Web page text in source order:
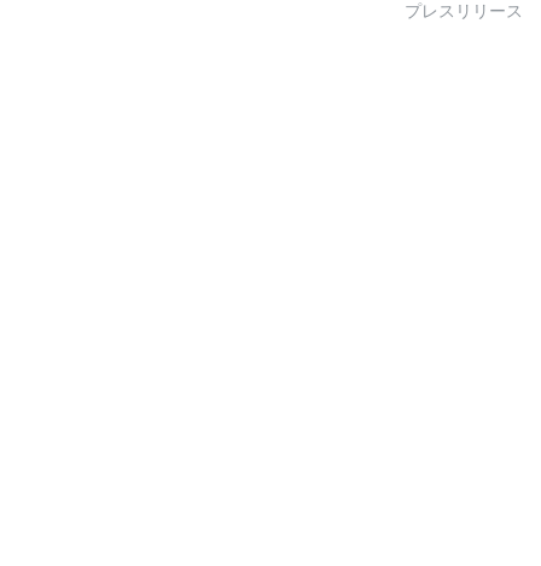
プレスリリース